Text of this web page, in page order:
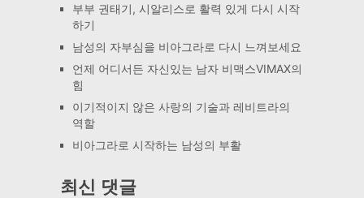
부부 권태기, 시알리스로 활력 있게 다시 시작
하기
남성의 자부심을 비아그라로 다시 느껴보세요
언제 어디서든 자신있는 남자 비맥스VIMAX의
힘
이기적이지 않은 사랑의 기술과 레비트라의
역할
비아그라로 시작하는 남성의 부활
최신 댓글